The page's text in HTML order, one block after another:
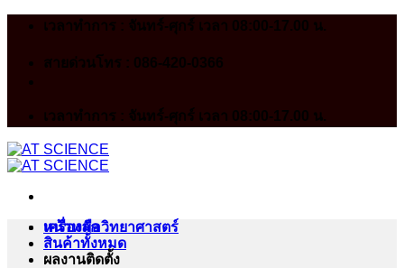
Skip
เวลาทำการ : จันทร์-ศุกร์ เวลา 08:00-17.00 น.
สายด่วนโทร : 086-420-0366
เวลาทำการ : จันทร์-ศุกร์ เวลา 08:00-17.00 น.
หน้าหลัก
สินค้าทั้งหมด
ผลงานติดตั้ง
เครื่องมือวิทยาศาสตร์